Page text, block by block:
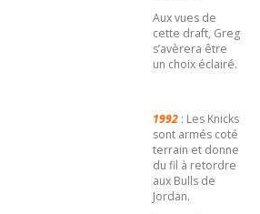
Aux vues de
cette draft, Greg
s’avèrera être
un choix éclairé.
1992 : Les Knicks
sont armés coté
terrain et donne
du fil à retordre
aux Bulls de
Jordan.